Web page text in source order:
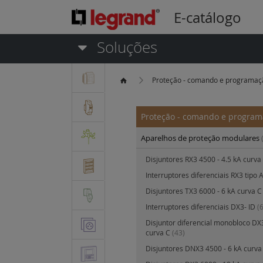
E-catálogo
Soluções
Proteção - comando e
Proteção - comando e
Aparelhos de proteção modulares
Disjuntores RX3 4500 - 4.5 kA curva
Interruptores diferenciais RX3 tipo
Disjuntores TX3 6000 - 6 kA curva C
Interruptores diferenciais DX3- ID
Disjuntor diferencial monobloco
curva C (43)
Disjuntores DNX3 4500 - 6 kA curva